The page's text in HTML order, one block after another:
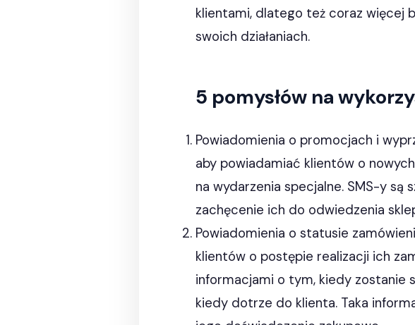
klientami, dlatego też coraz więcej
swoich działaniach.
5 pomysłów na
Powiadomienia o promocjach i
aby powiadamiać klientów o
na wydarzenia specjalne. SMS-y
zachęcenie ich do odwiedzenia
Powiadomienia o statusie
klientów o postępie realizacji ich
informacjami o tym, kiedy zostanie
kiedy dotrze do klienta. Taka